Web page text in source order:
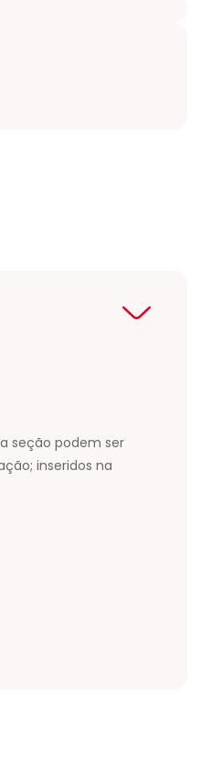
seção podem ser
inseridos na